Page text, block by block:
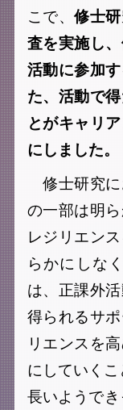
こで、修士
査を実施し
活動に参加
た、活動で
とがキャリ
にしました。
修士研究に
の一部は明
レジリエン
らかにしな
は、正課外
得られるサ
リエンスを
にしていくこ
長いようで